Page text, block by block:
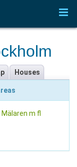
Houses
m fl